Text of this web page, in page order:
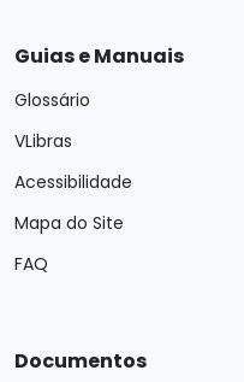
Guias e Manuais
Glossário
VLibras
Acessibilidade
Mapa do Site
FAQ
Documentos